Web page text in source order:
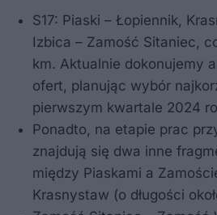
S17: Piaski – Łopiennik,
Izbica – Zamość Sitaniec,
km. Aktualnie dokonujemy
ofert, planując wybór
pierwszym kwartale 2024
Ponadto, na etapie prac
znajdują się dwa inne
między Piaskami a
Krasnystaw (o długości